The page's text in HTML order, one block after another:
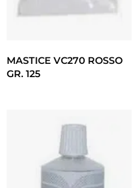
MASTICE VC270 ROSSO
GR. 125